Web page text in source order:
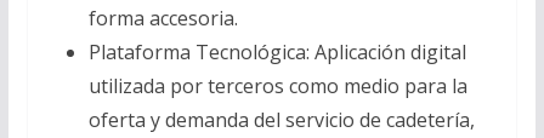
forma accesoria.
Plataforma Tecnológica: Aplicación digital
utilizada por terceros como medio para la
oferta y demanda del servicio de cadetería,